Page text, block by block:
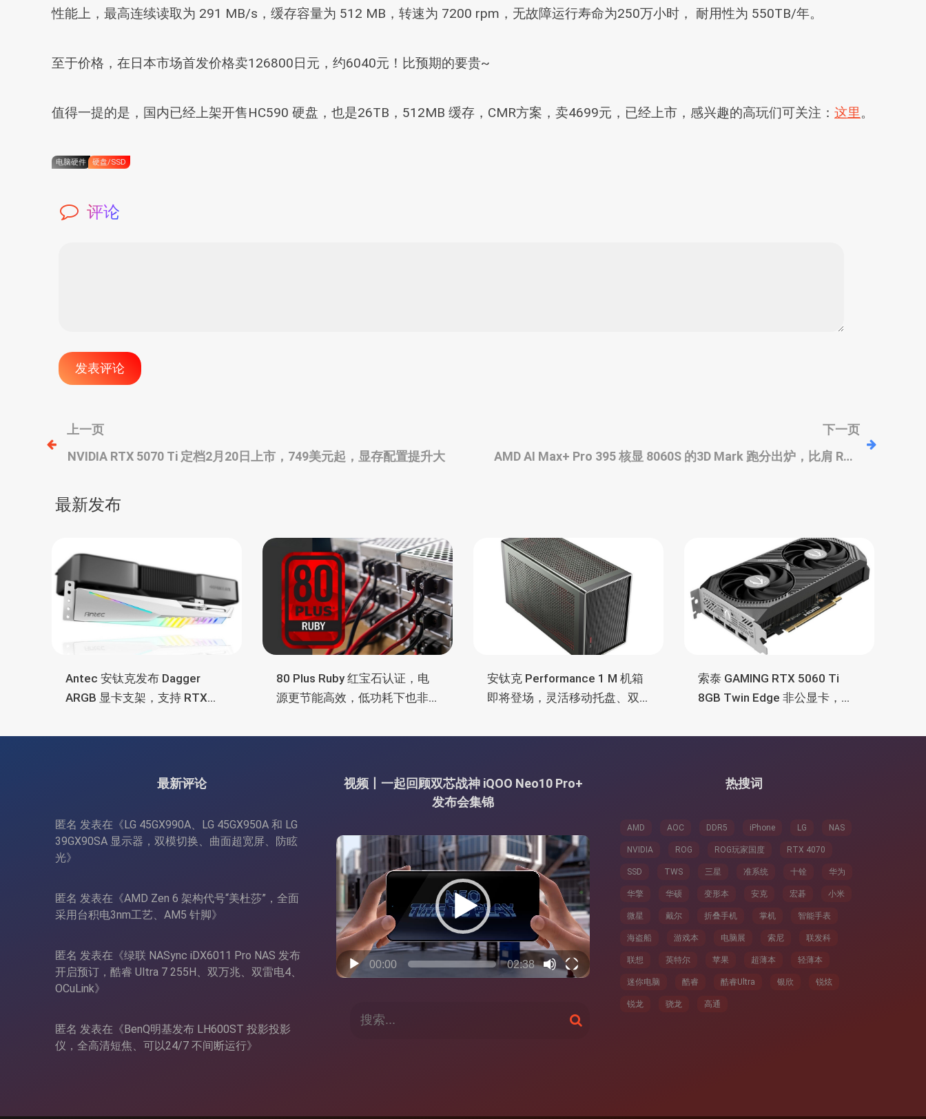
性能上，最高连续读取为 291 MB/s，缓存容量为 512 MB，转速为 7200 rpm，无故障运行寿命为250万小时， 耐用性为 550TB/年。
至于价格，在日本市场首发价格卖126800日元，约6040元！比预期的要贵~
值得一提的是，国内已经上架开售HC590 硬盘，也是26TB，512MB 缓存，CMR方案，卖4699元，已经上市，感兴趣的高玩们可关注： 这里。
电脑硬件 硬盘/SSD
评论
文
章
导
上一页
NVIDIA RTX 5070 Ti 定档2月20日上市，749美元起，显存配置提升大
下一页
AMD AI Max+ Pro 395 核显 8060S 的3D Mark 跑分出炉，比肩 RTX
最新发布
Antec 安钛克发布 Dagger
ARGB 显卡支架，支持 RTX
灯效
80 Plus Ruby 红宝石认证，电
源更节能高效，低功耗下也非
安钛克 Performance 1 M 机箱
即将登场，灵活移动托盘、双
5090
索泰 GAMING RTX 5060 Ti
8GB Twin Edge 非公显卡，双
最新评论
匿名 发表在《LG 45GX990A、LG 45GX950A 和 LG
39GX90SA 显示器，双模切换、曲面超宽屏、防眩
光》
匿名 发表在《AMD Zen 6 架构代号“美杜莎”，全面
采用台积电3nm工艺、AM5 针脚》
匿名 发表在《绿联 NASync iDX6011 Pro NAS 发布
开启预订，酷睿 Ultra 7 255H、双万兆、双雷电4、
OCuLink》
匿名 发表在《BenQ明基发布 LH600ST 投影投影
仪，全高清短焦、可以24/7 不间断运行》
视频丨一起回顾双芯战神 iQOO Neo10 Pro+
发布会集锦
视
频
播
器
00:00 02:38
搜
索
热搜词
AMD AOC DDR5 iPhone LG NAS
NVIDIA ROG ROG玩家国度 RTX 4070
SSD TWS 三星 准系统 十铨 华为
华擎 华硕 变形本 安克 宏碁 小米
微星 戴尔 折叠手机 掌机 智能手表
海盗船 游戏本 电脑展 索尼 联发科
联想 英特尔 苹果 超薄本 轻薄本
迷你电脑 酷睿 酷睿Ultra 银欣 锐炫
锐龙 骁龙 高通